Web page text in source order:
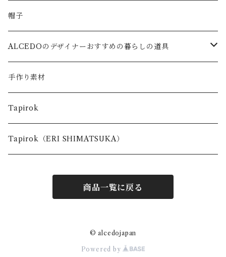
帽子
ALCEDOのデザイナーおすすめの暮らしの道具
キッズ
台所で使う道具
お出かけの時に使う道具
手作り素材
Tapirok
Tapirok（ERI SHIMATSUKA）
商品一覧に戻る
© alcedojapan
Powered by